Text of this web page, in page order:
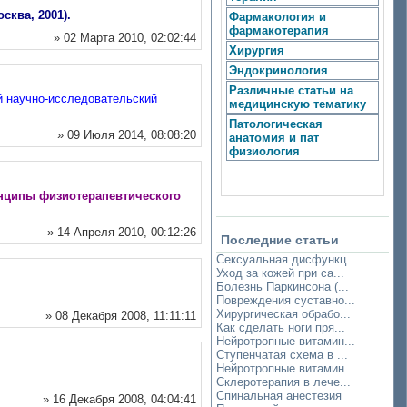
2001).
» 02 Марта 2010, 02:02:44
исследовательский
» 09 Июля 2014, 08:08:20
физиотерапевтического
» 14 Апреля 2010, 00:12:26
» 08 Декабря 2008, 11:11:11
» 16 Декабря 2008, 04:04:41
Фармакология и
фармакотерапия
Хирургия
Эндокринология
Различные статьи на
медицинскую тематику
Патологическая
анатомия и пат
физиология
Последние статьи
Сексуальная дисфункц...
Уход за кожей при са...
Болезнь Паркинсона (...
Повреждения суставно...
Хирургическая обрабо...
Как сделать ноги пря...
Нейротропные витамин...
Ступенчатая схема в ...
Нейротропные витамин...
Склеротерапия в лече...
Спинальная анестезия